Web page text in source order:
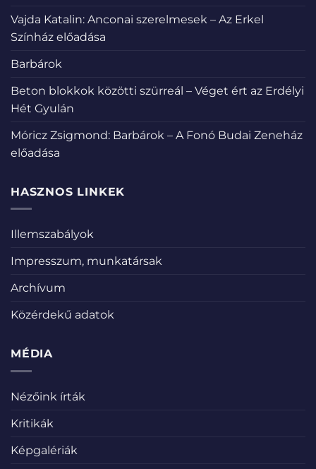
Vajda Katalin: Anconai szerelmesek – Az Erkel
Színház előadása
Barbárok
Beton blokkok közötti szürreál – Véget ért az Erdélyi
Hét Gyulán
Móricz Zsigmond: Barbárok – A Fonó Budai Zeneház
előadása
HASZNOS LINKEK
Illemszabályok
Impresszum, munkatársak
Archívum
Közérdekű adatok
MÉDIA
Nézőink írták
Kritikák
Képgalériák